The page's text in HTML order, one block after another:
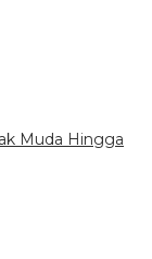
Muda Hingga